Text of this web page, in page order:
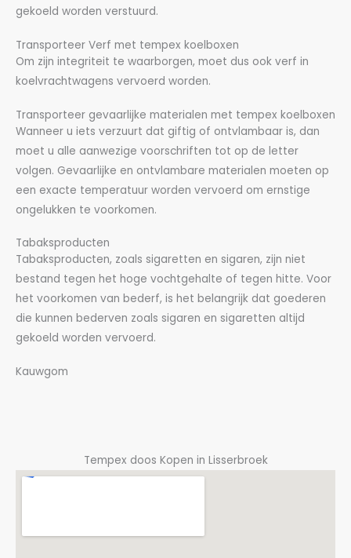
gekoeld worden verstuurd.
Transporteer Verf met tempex koelboxen
Om zijn integriteit te waarborgen, moet dus ook verf in
koelvrachtwagens vervoerd worden.
Transporteer gevaarlijke materialen met tempex koelboxen
Wanneer u iets verzuurt dat giftig of ontvlambaar is, dan
moet u alle aanwezige voorschriften tot op de letter
volgen. Gevaarlijke en ontvlambare materialen moeten op
een exacte temperatuur worden vervoerd om ernstige
ongelukken te voorkomen.
Tabaksproducten
Tabaksproducten, zoals sigaretten en sigaren, zijn niet
bestand tegen het hoge vochtgehalte of tegen hitte. Voor
het voorkomen van bederf, is het belangrijk dat goederen
die kunnen bederven zoals sigaren en sigaretten altijd
gekoeld worden vervoerd.
Kauwgom
Tempex doos Kopen in Lisserbroek